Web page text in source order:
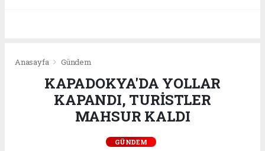
Anasayfa Gündem
KAPADOKYA'DA YOLLAR
KAPANDI, TURİSTLER
MAHSUR KALDI
GÜNDEM